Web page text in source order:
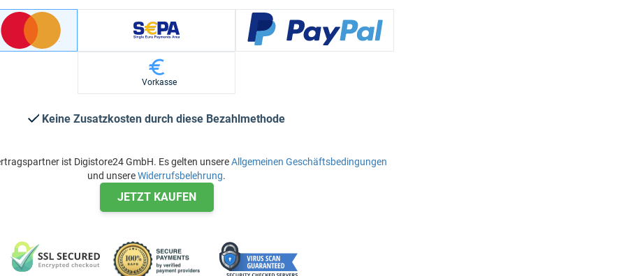
Vorkasse
Keine Zusatzkosten durch diese Bezahlmethode
ist Digistore24 GmbH. Es gelten unsereAllgemeinen Geschäftsbedingungen
und unsereWiderrufsbelehrung.
JETZT KAUFEN